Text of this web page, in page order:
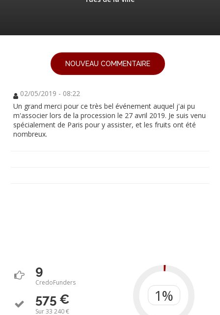
NOUVEAU COMMENTAIRE
02/05/2019 - 08:22
Un grand merci pour ce très bel événement auquel j'ai pu
m'associer lors de la procession le 27 avril 2019. Je suis venu
spécialement de Paris pour y assister, et les fruits ont été
nombreux.
9
CredoFunders
575 €
Sur 33 240 €